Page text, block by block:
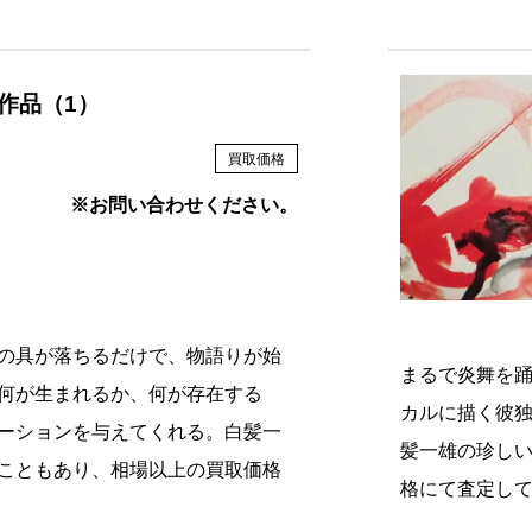
品（1）
買取価格
※お問い合わせください。
具が落ちるだけで、物語りが始
が生まれるか、何が存在する
ションを与えてくれる。白髪一
ともあり、相場以上の買取価格
まるで炎舞を
カルに描く彼
髪一雄の珍し
格にて査定し